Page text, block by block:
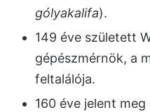
gólyakalifa).
149 éve született
gépészmérnök, a
feltalálója.
160 éve jelent